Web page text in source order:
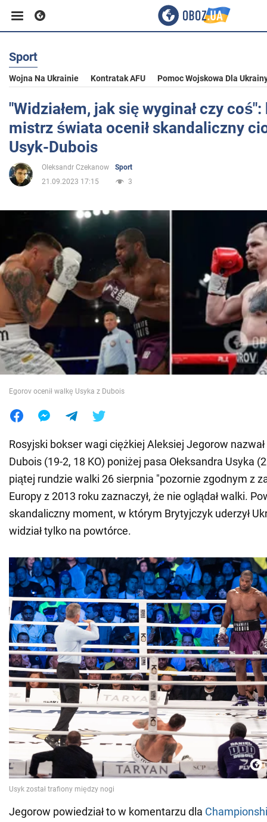
Biznes
Sport
Rozrywka
Życie
Społeczeństwo
Wojna na Ukrainie
Świat
Jedzenie
Sport
Wojna Na Ukrainie Kontratak AFU Pomoc Wojskowa Dla
"Widziałem, jak się wyginał czy coś":
mistrz świata ocenił skandaliczny
Usyk-Dubois
Oleksandr Czekanow
Sport
21.09.2023 17:15
3
Egorov ocenił walkę Usyka z Dubois
Rosyjski bokser wagi ciężkiej Aleksiej Jegorow
Dubois (19-2, 18 KO) poniżej pasa Ołeksandra Usyka
piątej rundzie walki 26 sierpnia "pozornie zgodnym z
Europy z 2013 roku zaznaczył, że nie oglądał walki.
skandaliczny moment, w którym Brytyjczyk uderzył
widział tylko na powtórce.
Jegorow powiedział to w komentarzu dla